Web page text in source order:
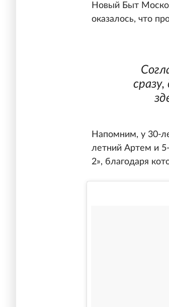
Новый Быт
оказалось, что
Напомним, у 30-
летний Артем и
2», благодаря